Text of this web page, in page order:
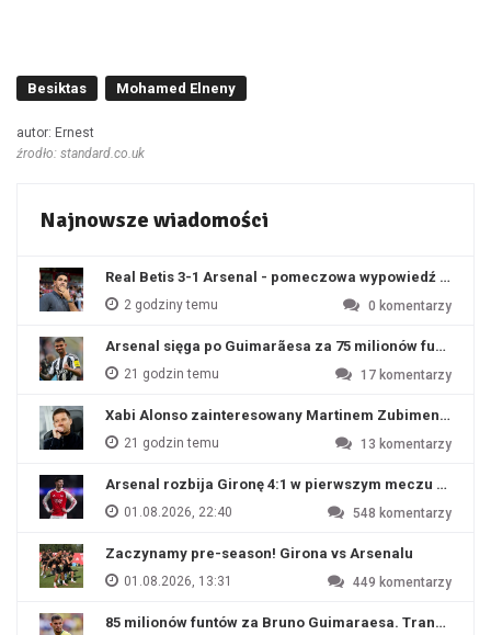
Besiktas Mohamed Elneny
autor: Ernest
źrodło: standard.co.uk
Najnowsze wiadomości
Real Betis 3-1 Arsenal - pomeczowa wypowiedź Artety
2 godziny temu 0 komentarzy
Arsenal sięga po Guimarãesa za 75 milionów funtów
21 godzin temu 17 komentarzy
Xabi Alonso zainteresowany Martinem Zubimendim
21 godzin temu 13 komentarzy
Arsenal rozbija Gironę 4:1 w pierwszym meczu
01.08.2026, 22:40 548 komentarzy
Zaczynamy pre-season! Girona vs Arsenalu
01.08.2026, 13:31 449 komentarzy
85 milionów funtów za Bruno Guimaraesa. Transfer